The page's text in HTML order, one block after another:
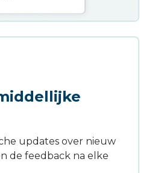
updates over nieuw
de feedback na elke